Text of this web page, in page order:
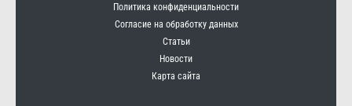
Политика конфиденциальности
Согласие на обработку данных
Статьи
Новости
Карта сайта